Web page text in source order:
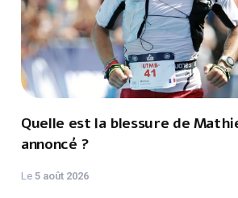
Quelle est la blessure de
annoncé ?
Le5 août 2026